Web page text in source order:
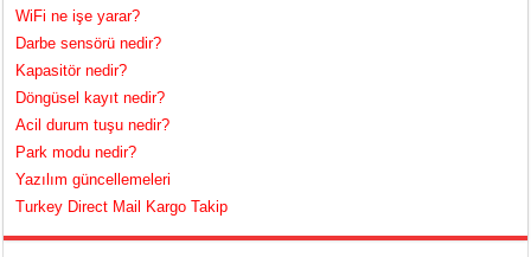
WiFi ne işe yarar?
Darbe sensörü nedir?
Kapasitör nedir?
Döngüsel kayıt nedir?
Acil durum tuşu nedir?
Park modu nedir?
Yazılım güncellemeleri
Turkey Direct Mail Kargo Takip